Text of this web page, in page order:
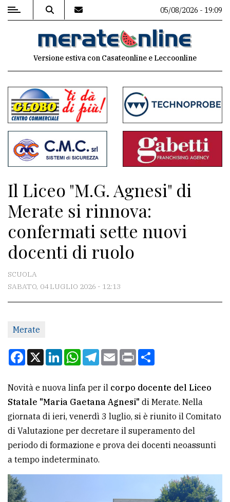
MENU
commenti
Contenuti
del
sito
Associazioni
Meteo
CONTATTI
La
redazione
Per
tua
CERCA
Cerca
per
comune
Ricerca
avanzata
05/08/2026 - 19:09
Versione estiva con Casateonline e Leccoonline
Il Liceo "M.G. Agnesi" di
Merate si rinnova:
confermati sette nuovi
docenti di ruolo
SCUOLA
SABATO, 04 LUGLIO 2026 - 12:13
Merate
Facebook
X LinkedInWhatsApp
Telegram
EmailPrint
Novità e nuova linfa per il corpo docente del Liceo
Statale "Maria Gaetana Agnesi" di Merate. Nella
giornata di ieri, venerdì 3 luglio, si è riunito il Comitato
di Valutazione per decretare il superamento del
periodo di formazione e prova dei docenti neoassunti
a tempo indeterminato.